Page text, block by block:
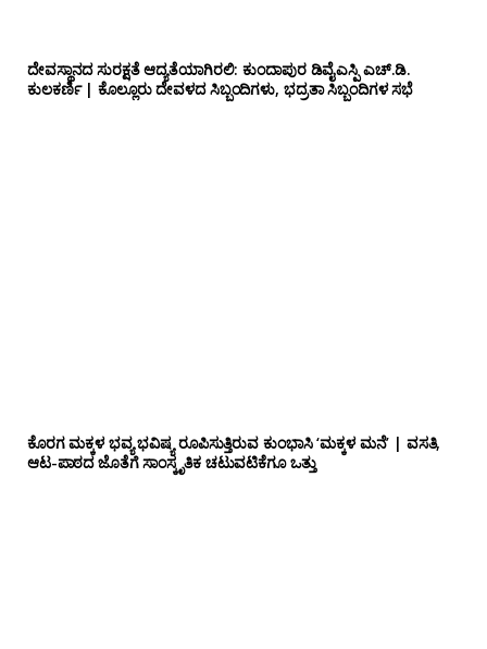
ದೇವಸ್ಥಾನದ ಸುರಕ್ಷತೆ ಆದ್ಯತೆಯಾಗಿರಲಿ: ಕುಂದಾಪುರ ಡಿವೈಎಸ್ಪಿ ಎಚ್.ಡಿ.
ಕುಲಕರ್ಣಿ | ಕೊಲ್ಲೂರು ದೇವಳದ ಸಿಬ್ಬಂದಿಗಳು, ಭದ್ರತಾ ಸಿಬ್ಬಂದಿಗಳ ಸಭೆ
ಕೊರಗ ಮಕ್ಕಳ ಭವ್ಯ ಭವಿಷ್ಯ ರೂಪಿಸುತ್ತಿರುವ ಕುಂಭಾಸಿ ‘ಮಕ್ಕಳ ಮನೆ’ | ವಸತಿ,
ಆಟ-ಪಾಠದ ಜೊತೆಗೆ ಸಾಂಸ್ಕೃತಿಕ ಚಟುವಟಿಕೆಗೂ ಒತ್ತು